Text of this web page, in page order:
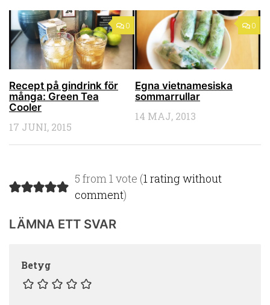
0
Recept på gindrink för
många: Green Tea
Cooler
17 JUNI, 2015
0
Egna vietnamesiska
sommarrullar
14 MAJ, 2013
5 from 1 vote (1 rating without
comment)
LÄMNA ETT SVAR
Betyg